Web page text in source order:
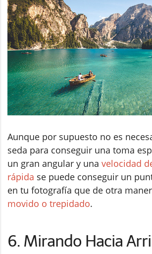
Aunque por supuesto no es
seda para conseguir una toma
un gran angular y una velocidad
rápida se puede conseguir un
en tu fotografía que de otra
movido o trepidado.
6. Mirando Hacia